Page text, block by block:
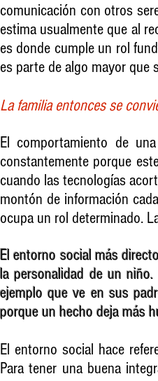
comunicación con otros
estima usualmente que al
es donde cumple un rol
es parte de algo mayor que
La familia entonces se
El comportamiento de
constantemente porque
cuando las tecnologías
montón de información
ocupa un rol determinado.
El entorno social más
la personalidad de un
ejemplo que ve en sus
porque un hecho deja más
El entorno social hace
Para tener una buena